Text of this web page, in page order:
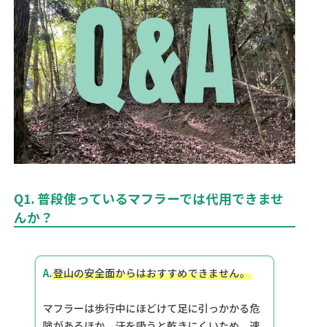
Q1. 普段使っているマフラーでは代用できませ
んか？
A.登山の安全面からはおすすめできません。
マフラーは歩行中にほどけて足に引っかかる危